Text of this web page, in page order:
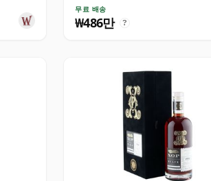
무료 배송
₩486만 ?